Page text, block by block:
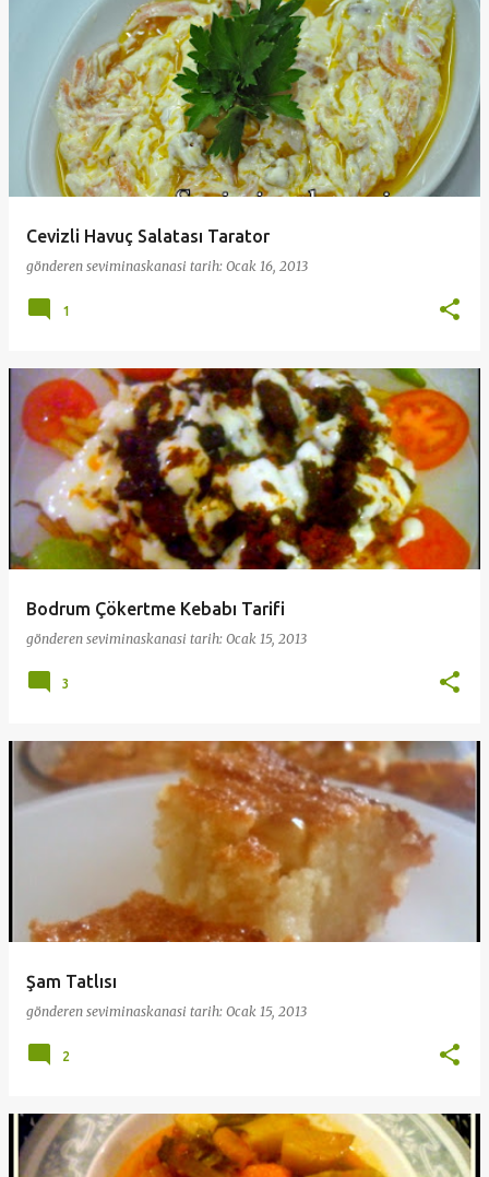
Cevizli Havuç Salatası Tarator
gönderen seviminaskanasi tarih: Ocak 16, 2013
1
Bodrum Çökertme Kebabı Tarifi
gönderen seviminaskanasi tarih: Ocak 15, 2013
3
Şam Tatlısı
gönderen seviminaskanasi tarih: Ocak 15, 2013
2